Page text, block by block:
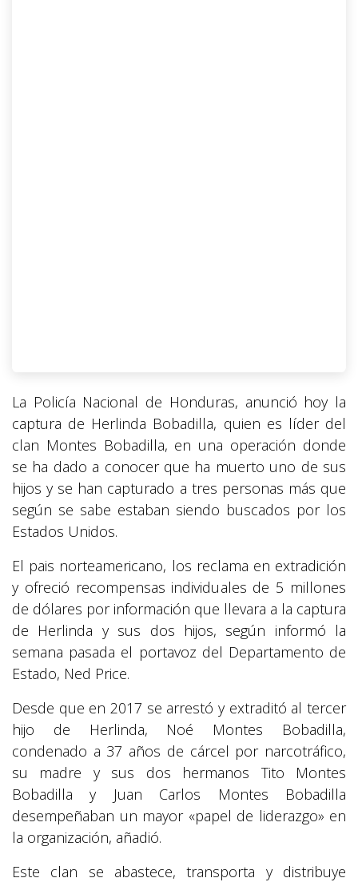
La Policía Nacional de Honduras, anunció hoy la
captura de Herlinda Bobadilla, quien es líder del
clan Montes Bobadilla, en una operación donde
se ha dado a conocer que ha muerto uno de sus
hijos y se han capturado a tres personas más que
según se sabe estaban siendo buscados por los
Estados Unidos.
El pais norteamericano, los reclama en extradición
y ofreció recompensas individuales de 5 millones
de dólares por información que llevara a la captura
de Herlinda y sus dos hijos, según informó la
semana pasada el portavoz del Departamento de
Estado, Ned Price.
Desde que en 2017 se arrestó y extraditó al tercer
hijo de Herlinda, Noé Montes Bobadilla,
condenado a 37 años de cárcel por narcotráfico,
su madre y sus dos hermanos Tito Montes
Bobadilla y Juan Carlos Montes Bobadilla
desempeñaban un mayor «papel de liderazgo» en
la organización, añadió.
Este clan se abastece, transporta y distribuye